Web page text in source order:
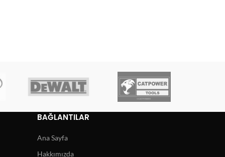
BAĞLANTILAR
Ana Sayfa
Hakkımızda